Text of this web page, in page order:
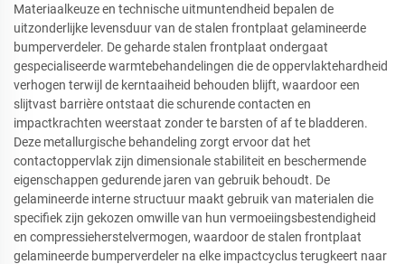
Materiaalkeuze en technische uitmuntendheid bepalen de
uitzonderlijke levensduur van de stalen frontplaat gelamineerde
bumperverdeler. De geharde stalen frontplaat ondergaat
gespecialiseerde warmtebehandelingen die de oppervlaktehardheid
verhogen terwijl de kerntaaiheid behouden blijft, waardoor een
slijtvast barrière ontstaat die schurende contacten en
impactkrachten weerstaat zonder te barsten of af te bladderen.
Deze metallurgische behandeling zorgt ervoor dat het
contactoppervlak zijn dimensionale stabiliteit en beschermende
eigenschappen gedurende jaren van gebruik behoudt. De
gelamineerde interne structuur maakt gebruik van materialen die
specifiek zijn gekozen omwille van hun vermoeiingsbestendigheid
en compressieherstelvermogen, waardoor de stalen frontplaat
gelamineerde bumperverdeler na elke impactcyclus terugkeert naar